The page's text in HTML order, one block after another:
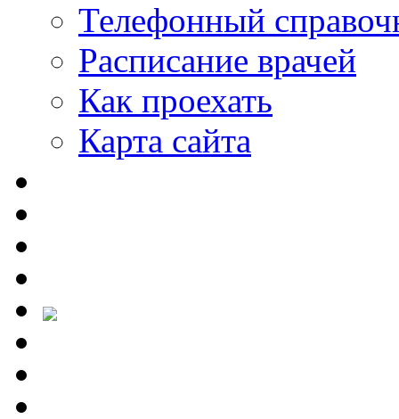
Телефонный
Расписание врачей
Как проехать
Карта сайта